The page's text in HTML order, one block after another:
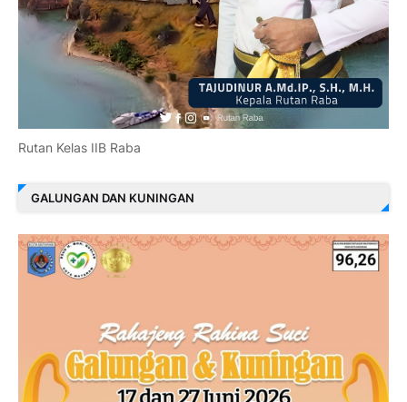
Rutan Kelas IIB Raba
GALUNGAN DAN KUNINGAN